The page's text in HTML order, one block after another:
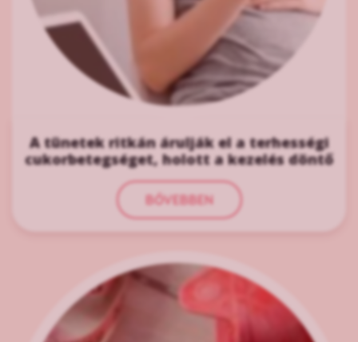
A tünetek ritkán árulják el a terhességi
cukorbetegséget, holott a kezelés döntő
BŐVEBBEN